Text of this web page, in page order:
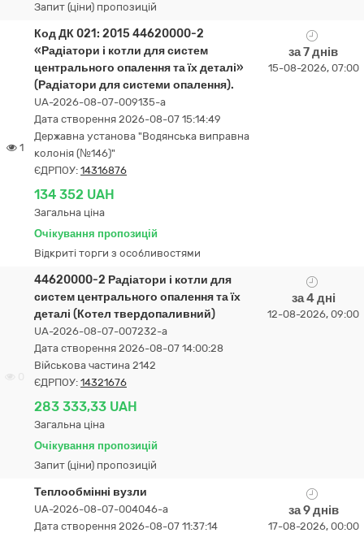
Запит (ціни) пропозицій
1
Код ДК 021: 2015 44620000-2
«Радіатори і котли для систем
центрального опалення та їх деталі»
(Радіатори для системи опалення).
UA-2026-08-07-009135-a
Дата створення 2026-08-07 15:14:49
Державна установа "Водянська виправна
колонія (№146)"
ЄДРПОУ: 14316876
134 352 UAH
Загальна ціна
Очікування пропозицій
Відкриті торги з особливостями
за 7 днів
15-08-2026, 07:00
44620000-2 Радіатори і котли для
систем центрального опалення та їх
деталі (Котел твердопаливний)
UA-2026-08-07-007232-a
Дата створення 2026-08-07 14:00:28
Військова частина 2142
ЄДРПОУ: 14321676
283 333,33 UAH
Загальна ціна
Очікування пропозицій
Запит (ціни) пропозицій
за 4 дні
12-08-2026, 09:00
Теплообмінні вузли
UA-2026-08-07-004046-a
Дата створення 2026-08-07 11:37:14
за 9 днів
17-08-2026, 00:00